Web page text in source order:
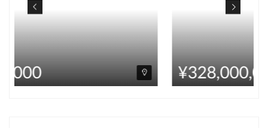
¥328,000,000